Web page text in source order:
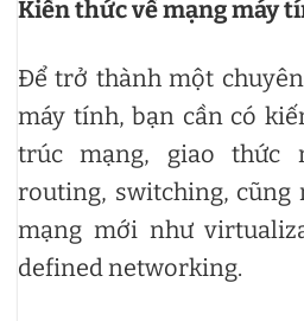
Kiến thức về mạng máy
Để trở thành một
máy tính, bạn cần có
trúc mạng, giao thức
routing, switching, cũng
mạng mới như
defined networking.